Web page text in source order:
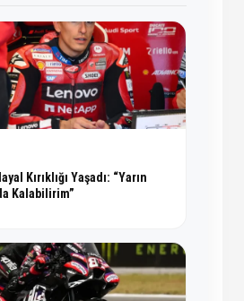
Kırıklığı Yaşadı: “Yarın
Kalabilirim”